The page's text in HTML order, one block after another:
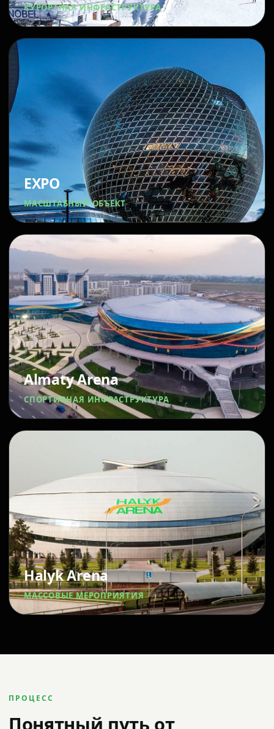
КУРОРТНАЯ ИНФРАСТРУКТУРА
EXPO
МАСШТАБНЫЙ ОБЪЕКТ
Almaty Arena
СПОРТИВНАЯ ИНФРАСТРУКТУРА
Halyk Arena
МАССОВЫЕ МЕРОПРИЯТИЯ
ПРОЦЕСС
Понятный путь от